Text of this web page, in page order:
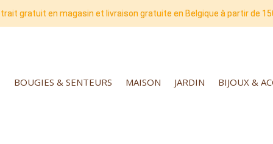
gratuit en magasin et livraison gratuite en Belgique à partir de
BOUGIES & SENTEURS MAISON JARDIN BIJOUX &